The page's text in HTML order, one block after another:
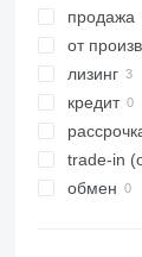
продажа
от
лизинг
кредит
trade-in
обмен